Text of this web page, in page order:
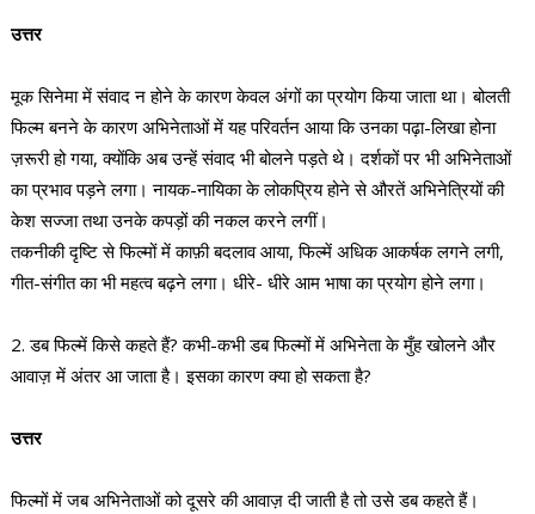
उत्तर
मूक सिनेमा में संवाद न होने के कारण केवल अंगों का प्रयोग किया जाता था। बोलती
फिल्म बनने के कारण अभिनेताओं में यह परिवर्तन आया कि उनका पढ़ा-लिखा होना
ज़रूरी हो गया, क्योंकि अब उन्हें संवाद भी बोलने पड़ते थे। दर्शकों पर भी अभिनेताओं
का प्रभाव पड़ने लगा। नायक-नायिका के लोकप्रिय होने से औरतें अभिनेत्रियों की
केश सज्जा तथा उनके कपड़ों की नकल करने लगीं।
तकनीकी दृष्टि से फिल्मों में काफ़ी बदलाव आया, फिल्में अधिक आकर्षक लगने लगी,
गीत-संगीत का भी महत्व बढ़ने लगा। धीरे- धीरे आम भाषा का प्रयोग होने लगा।
2. डब फिल्में किसे कहते हैं? कभी-कभी डब फिल्मों में अभिनेता के मुँह खोलने और
आवाज़ में अंतर आ जाता है। इसका कारण क्या हो सकता है?
उत्तर
फिल्मों में जब अभिनेताओं को दूसरे की आवाज़ दी जाती है तो उसे डब कहते हैं।